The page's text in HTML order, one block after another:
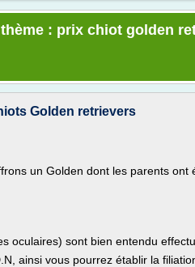
: prix chiot golden
Golden retrievers
un Golden dont les parents ont
oculaires) sont bien entendu
ainsi vous pourrez établir la